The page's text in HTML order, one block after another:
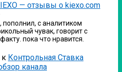
— отзывы о kiexo.com
пополнил, с аналитиком
чувак, говорит с
пока что нравится.
к Контрольная Ставка
канала